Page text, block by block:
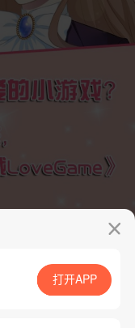
App免费看
打开APP